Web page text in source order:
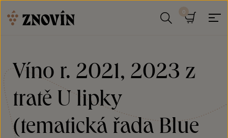
Víno r. 2021, 2023 z
tratě U lipky
(tematická řada Blue